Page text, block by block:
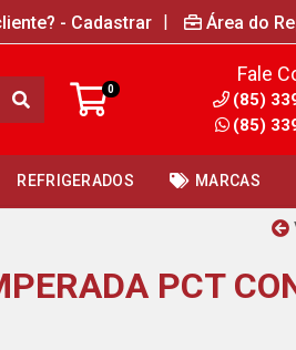
- Cadastrar | Área do
0
Fale
(85)
(85)
REFRIGERADOS MARCAS
PCT